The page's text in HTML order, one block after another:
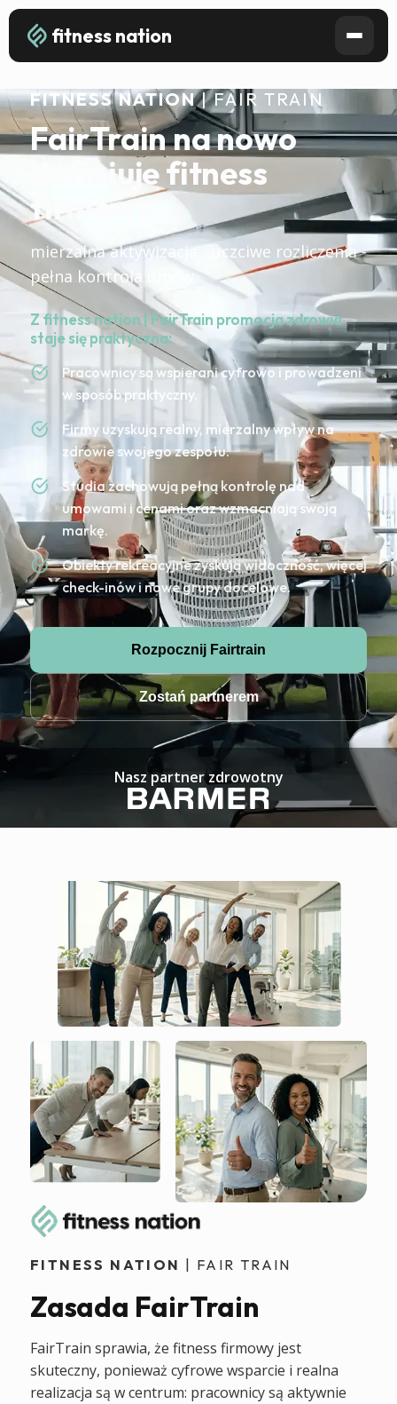
fitness nation
FITNESS NATION| FAIR TRAIN
FairTrain na nowo
definiuje fitness
firmowy.
mierzalna aktywizacja - uczciwe rozliczenia -
pełna kontrola umów
Z fitness nation | FairTrain promocja zdrowia
staje się praktyczna:
Pracownicy są wspierani cyfrowo i prowadzeni
w sposób praktyczny.
Firmy uzyskują realny, mierzalny wpływ na
zdrowie swojego zespołu.
Studia zachowują pełną kontrolę nad
umowami i cenami oraz wzmacniają swoją
markę.
Obiekty rekreacyjne zyskują widoczność, więcej
check-inów i nowe grupy docelowe.
Rozpocznij Fairtrain
Zostań partnerem
Nasz partner zdrowotny
FITNESS NATION | FAIR TRAIN
Zasada FairTrain
FairTrain sprawia, że fitness firmowy jest
skuteczny, ponieważ cyfrowe wsparcie i realna
realizacja są w centrum: pracownicy są aktywnie